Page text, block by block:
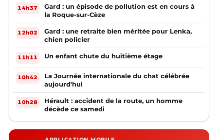
14h37
Gard : un épisode de pollution est en cours à
la Roque-sur-Cèze
12h02
Gard : une retraite bien méritée pour Lenka,
chien policier
11h11 Un enfant chute du huitième étage
10h42
La Journée internationale du chat célébrée
aujourd'hui
10h28
Hérault : accident de la route, un homme
décède ce samedi